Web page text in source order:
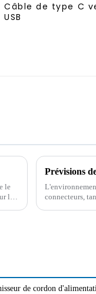
Câble de type C
USB
le
le
Prévisions
connecteurs,
de cordon